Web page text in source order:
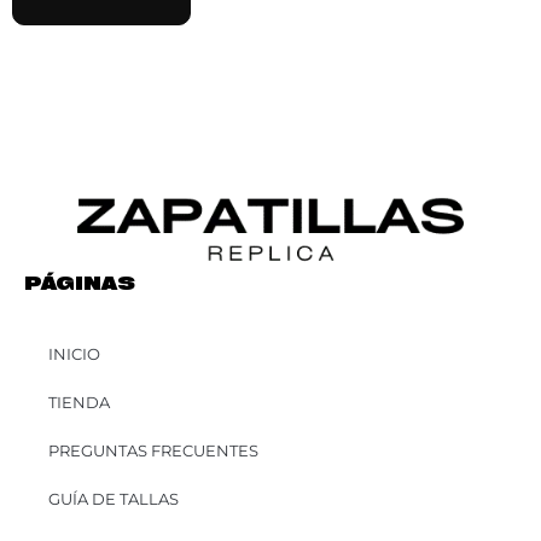
PÁGINAS
INICIO
TIENDA
PREGUNTAS FRECUENTES
GUÍA DE TALLAS